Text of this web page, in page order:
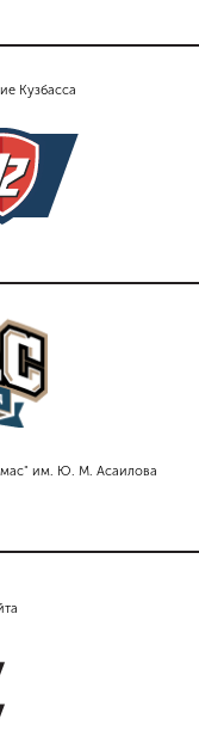
Кузбасса
им. Ю. М. Асаилова